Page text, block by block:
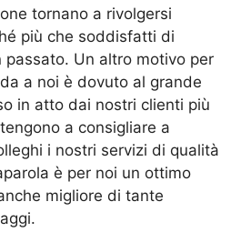
tornano a rivolgersi
più che soddisfatti di
passato. Un altro motivo per
a noi è dovuto al grande
in atto dai nostri clienti più
a consigliare a
i nostri servizi di qualità
è per noi un ottimo
migliore di tante